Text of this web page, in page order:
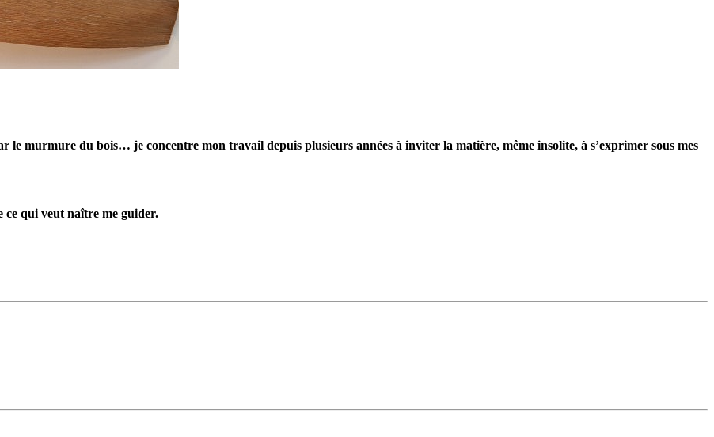
murmure du bois… je concentre mon travail depuis plusieurs années à inviter la matière, même insolite, à s’exprimer sous mes
ce qui veut naître me guider.